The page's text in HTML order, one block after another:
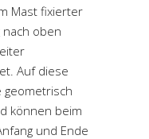
Mast fixierter
oben
Auf diese
geometrisch
können beim
und Ende